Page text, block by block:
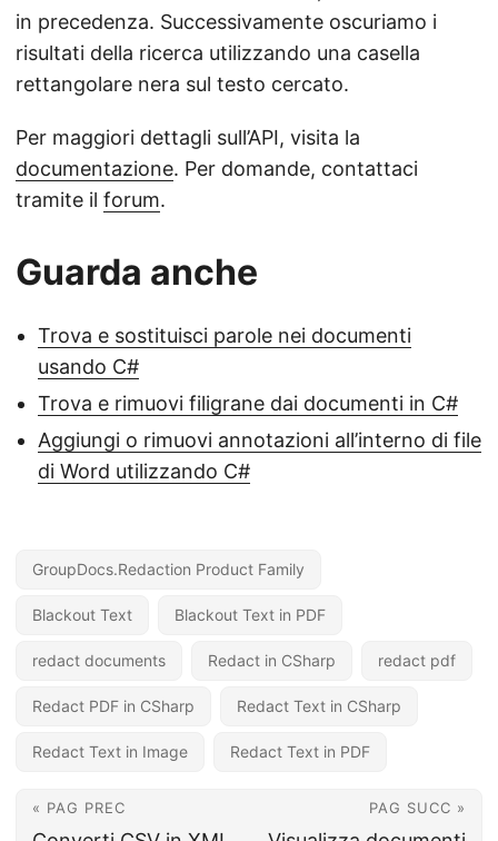
in precedenza. Successivamente oscuriamo i
risultati della ricerca utilizzando una casella
rettangolare nera sul testo cercato.
Per maggiori dettagli sull’API, visita la
documentazione. Per domande, contattaci
tramite il forum.
Guarda anche
Trova e sostituisci parole nei documenti
usando C#
Trova e rimuovi filigrane dai documenti in C#
Aggiungi o rimuovi annotazioni all’interno di file
di Word utilizzando C#
GroupDocs.Redaction Product Family
Blackout Text Blackout Text in PDF
redact documents Redact in CSharp redact pdf
Redact PDF in CSharp Redact Text in CSharp
Redact Text in Image Redact Text in PDF
« PAG PREC PAG SUCC »